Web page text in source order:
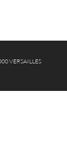
VERSAILLES